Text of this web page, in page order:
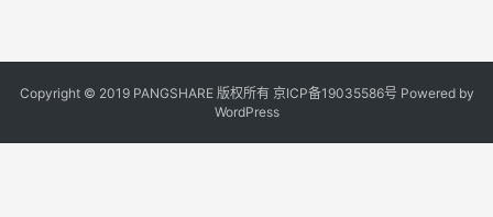
Copyright © 2019 PANGSHARE 版权所有 京ICP备19035586号 Powered by
WordPress